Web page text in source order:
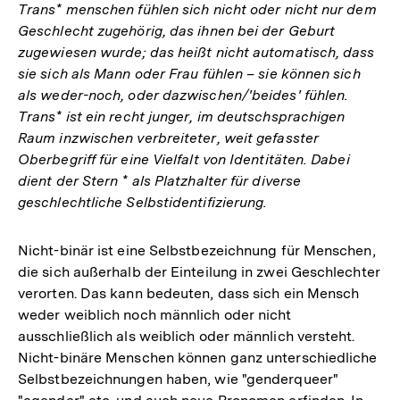
Trans* menschen fühlen sich nicht oder nicht nur dem
Geschlecht zugehörig, das ihnen bei der Geburt
zugewiesen wurde; das heißt nicht automatisch, dass
sie sich als Mann oder Frau fühlen – sie können sich
als weder-noch, oder dazwischen/'beides' fühlen.
Trans* ist ein recht junger, im deutschsprachigen
Raum inzwischen verbreiteter, weit gefasster
Oberbegriff für eine Vielfalt von Identitäten. Dabei
dient der Stern * als Platzhalter für diverse
geschlechtliche Selbstidentifizierung.
Nicht-binär ist eine Selbstbezeichnung für Menschen,
die sich außerhalb der Einteilung in zwei Geschlechter
verorten. Das kann bedeuten, dass sich ein Mensch
weder weiblich noch männlich oder nicht
ausschließlich als weiblich oder männlich versteht.
Nicht-binäre Menschen können ganz unterschiedliche
Selbstbezeichnungen haben, wie "genderqueer"